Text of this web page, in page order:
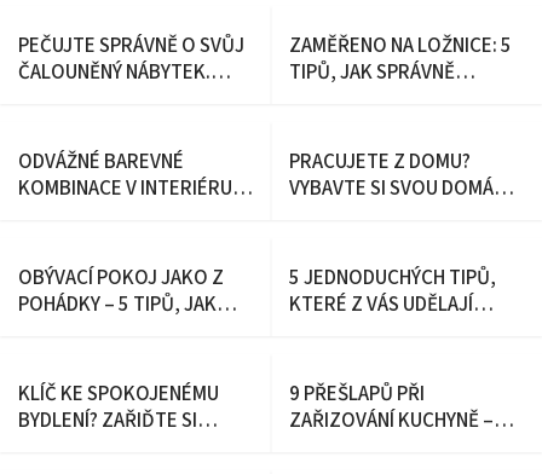
PEČUJTE SPRÁVNĚ O SVŮJ
ČALOUNĚNÝ NÁBYTEK.
ZAMĚŘENO NA LOŽNICE: 5
TIPŮ, JAK SPRÁVNĚ
ODVÁŽNÉ BAREVNÉ
KOMBINACE V INTERIÉRU:
EXPERIMENTOVAT!
PRACUJETE Z DOMU?
VYBAVTE SI SVOU DOMÁCÍ
OBÝVACÍ POKOJ JAKO Z
POHÁDKY – 5 TIPŮ, JAK
5 JEDNODUCHÝCH TIPŮ,
KTERÉ Z VÁS UDĚLAJÍ
KLÍČ KE SPOKOJENÉMU
BYDLENÍ? ZAŘIĎTE SI
9 PŘEŠLAPŮ PŘI
ZAŘIZOVÁNÍ KUCHYNĚ –